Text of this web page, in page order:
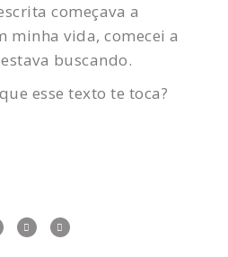
começava a
minha vida, comecei a
buscando.
esse texto te toca?